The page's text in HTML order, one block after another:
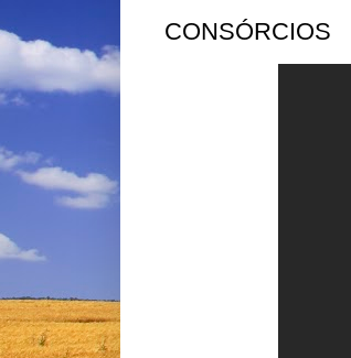
CONSÓRCIOS